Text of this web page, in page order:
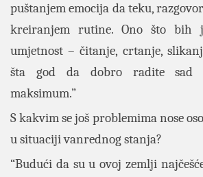
puštanjem emocija da teku,
kreiranjem rutine. Ono što bih
umjetnost – čitanje, crtanje,
šta god da dobro radite sad
maksimum.”
S kakvim se još problemima nose
u situaciji vanrednog stanja?
“Budući da su u ovoj zemlji